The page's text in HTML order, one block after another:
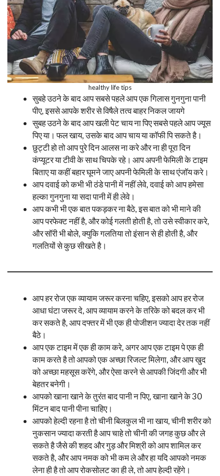
healthy life tips
सुबहे उठने के बाद आप सबसे पहले आप एक गिलास गुनगुना पानी
पीए, इससे आपके शरीर से विषैले तत्व बाहर निकल जायगे
सुबह उठने के बाद आप खली पेट चाय ना पिए सबसे पहले आप ज्यूस
पिए या। फल खाय, उसके बाद आप चाय या कॉफी पि सकते है।
छुट्टी हो तो आप पुरे दिन आलस ना करे और ना ही पूरा दिन
कंप्यूटर या टीवी के साथ चिपके रहे। आप अपनी फेमिली के टाइम
बिताए या कहीं बहार घूमने जाए अपनी फेमिली के साथ एंजॉय करे।
आप दवाई को कभी भी ठंडे पानी में नहीं लेवे, दवाई को आप हमेसा
हल्का गुनगुना या सदा पानी में ही लेवे।
आप कभी भी एक बात पकड़कर ना बैठे, इस बात को भी माने की
आप परफेक्ट नहीं है, और कोई गलती होती है, तो उसे स्वीकार करे,
और सॉरी भी बोले, क्युकि गलतिया तो इंसान से ही होती है, और
गलतियों से कुछ सीखते है।
आप हर रोज एक व्यायाम जरूर करना चहिए, इसको आप हर रोज
आधा घंटा जरूर दे, आप व्यायाम करने के तरिके को बदल कर भी
कर सकते है, आप दफ्तर में भी एक ही पोजीशन ज्यादा देर तक नहीं
बैठे।
आप एक टाइम में एक ही काम करे, अगर आप एक टाइम पे एक ही
काम करते है तो आपको एक अच्छा रिजल्ट मिलेगा, और आप खुद
को अच्छा महसूस करेंगे, और ऐसा करने से आपकी जिंदगी और भी
बेहतर बनेगी।
आपको खाना खाने के तुरंत बाद पानी न पिए, खाना खाने के 30
मिंटन बाद पानी पीना चाहिए।
आपको हेल्दी रहना है तो चीनी बिलकुल भी ना खाय, चीनी शरीर को
नुकसान ज्यादा करती है आप चाहे तो चीनी की जगह कुछ और ले
सकते है जैसे की शहद और गुड़ और मिश्री को आप शामिल कर
सकते है, और आप नमक को भी कम ले और हा यदि आपको नमक
लेना ही है तो आप रोकसोलट का ही ले, तो आप हेल्दी रहेंगे।